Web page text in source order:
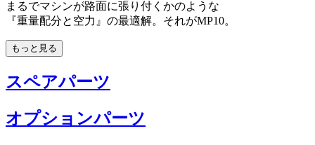
まるでマシンが路面に張り付くかのような
『重量配分と空力』の最適解。それがMP10。
もっと見る
スペアパーツ
オプションパーツ